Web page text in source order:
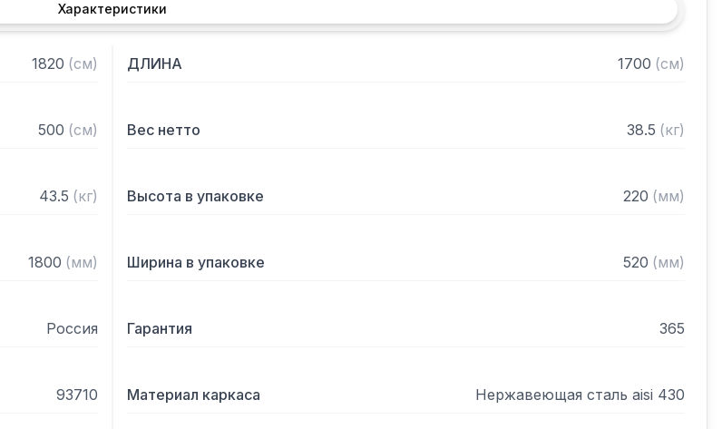
— Расстояние между полками регулируемое с шагом 50 мм
— Стеллаж поставляется в разобранном виде
Характеристики
1820 (см) ДЛИНА 1700 (см)
500 (см) Вес нетто 38.5 (кг)
43.5 (кг) Высота в упаковке 220 (мм)
1800 (мм) Ширина в упаковке 520 (мм)
Россия Гарантия 365
93710 Материал каркаса Нержавеющая сталь aisi 430